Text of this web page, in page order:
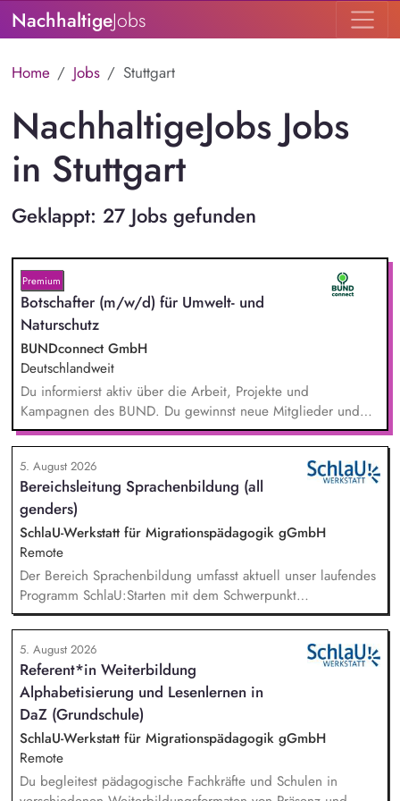
NachhaltigeJobs
Home Jobs Stuttgart
NachhaltigeJobs Jobs
in Stuttgart
Geklappt: 27 Jobs gefunden
Premium
Botschafter (m/w/d) für Umwelt- und
Naturschutz
BUNDconnect GmbH
Deutschlandweit
Du informierst aktiv über die Arbeit, Projekte und
Kampagnen des BUND. Du gewinnst neue Mitglieder und
stärkst damit langfristig den Umwelt- und Naturschutz. Du
beantwortest Fragen zu Umwelt-, Arten- und Klimaschutz nach
bestem Wissen und Gewissen. Du unterstützt Kampagnen
und Aktionen, beispielsweise durch das Sammeln von
Unterschriften für Petitionen.
5. August 2026
Bereichsleitung Sprachenbildung (all
genders)
SchlaU-Werkstatt für Migrationspädagogik gGmbH
Remote
Der Bereich Sprachenbildung umfasst aktuell unser laufendes
Programm SchlaU:Starten mit dem Schwerpunkt
"Alphabetisierung in DaZ für die Grundschule" sowie
zukünftig weitere auf Unterrichtsmaterial bezogene Projekte
mit den Schwerpunkten sprachensensibles und
rassismuskritisches Deutschlernen von der Grundschule bis in
die Berufliche Bildung. Der Bereich Sprachenbildung
entwickelt in seinen Projekten dazu zielgruppengerechte und
innovative Unterrichtsmaterialien und begleitet pädagogische
Fachkräfte mit daran angeschlossenen
Weiterbildungsangeboten online wie offline.
5. August 2026
Referent*in Weiterbildung
Alphabetisierung und Lesenlernen in
DaZ (Grundschule)
SchlaU-Werkstatt für Migrationspädagogik gGmbH
Remote
Du begleitest pädagogische Fachkräfte und Schulen in